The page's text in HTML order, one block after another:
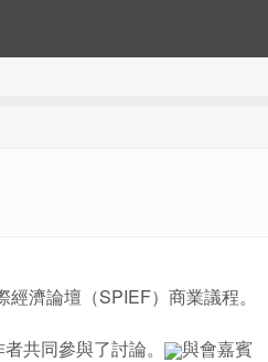
濟論壇（SPIEF）商業議程。
共同參與了討論。
與會嘉賓